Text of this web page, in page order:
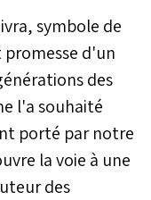
symbole de
d'un
des
l'a souhaité
porté par notre
la voie à une
des